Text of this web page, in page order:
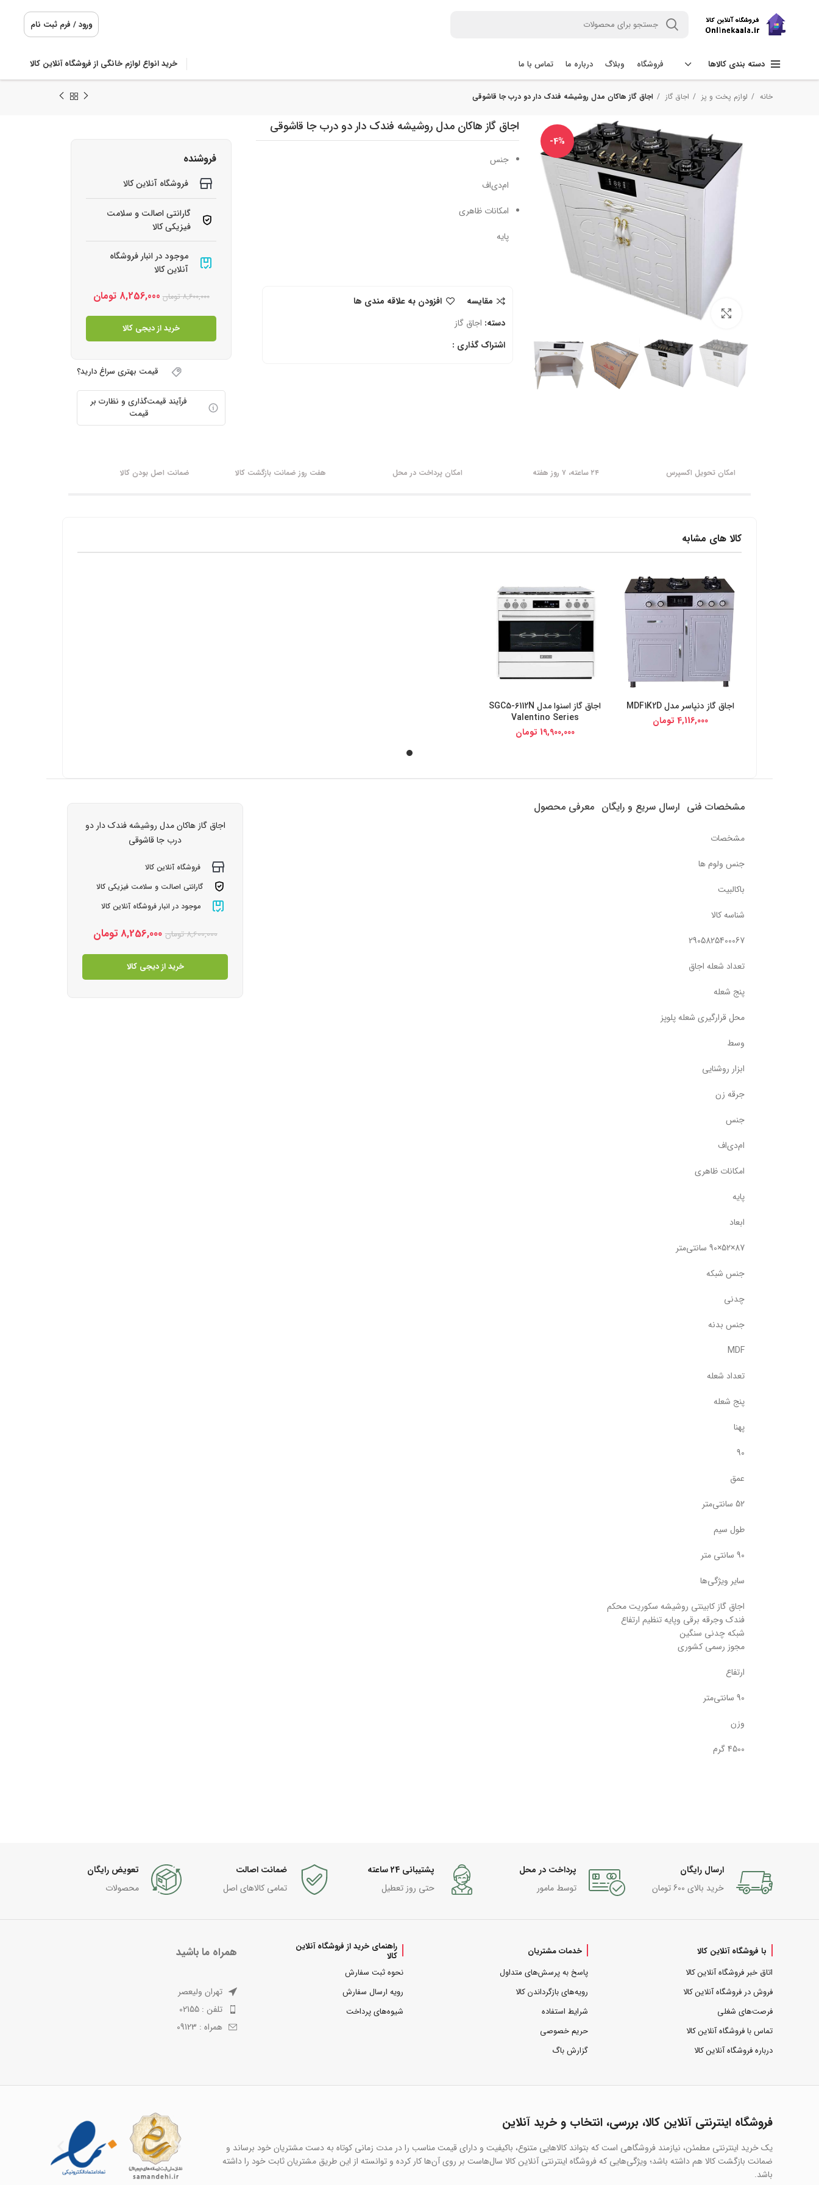
ورود / فرم ثبت نام
دسته بندی کالاها فروشگاه وبلاگ درباره ما تماس با ما خرید انواع لوازم خانگی از فروشگاه آنلاین کالا
خانه لوازم پخت و پز اجاق گاز اجاق گاز هاکان مدل روشیشه فندک دار دو درب جا قاشوقی
-4%
برای بزرگنمایی کلیک کنید
اجاق گاز هاکان مدل روشیشه فندک دار دو درب جا قاشوقی
جنس
ام‌دی‌اف
امکانات ظاهری
پایه
مقایسه
افزودن به علاقه مندی ها
دسته: اجاق گاز
اشتراک گذاری :
فروشنده
فروشگاه آنلاین کالا
گارانتی اصالت و سلامت
فیزیکی کالا
موجود در انبار فروشگاه
آنلاین کالا
8,600,000 تومان 8,256,000 تومان
خرید از دیجی کالا
قیمت بهتری سراغ دارید؟
فرآیند قیمت‌گذاری و نظارت بر
قیمت
امکان تحویل اکسپرس ۲۴ ساعته، ۷ روز هفته امکان پرداخت در محل هفت روز ضمانت بازگشت کالا ضمانت اصل بودن کالا
کالا های مشابه
خرید از دیجی کالا
اجاق گاز دنپاسر مدل MDF1K2D
4,116,000 تومان
خرید از دیجی کالااجاق گاز اسنوا مدل SGC5-6112N
Valentino Series
19,900,000 تومان
مشخصات فنی ارسال سریع و رایگان معرفی محصول
مشخصات
جنس ولوم ها
باکالبیت
شناسه کالا
2905825400067
تعداد شعله اجاق
پنج شعله
محل قرارگیری شعله پلوپز
وسط
ابزار روشنایی
جرقه زن
جنس
ام‌دی‌اف
امکانات ظاهری
پایه
ابعاد
87×52×90 سانتی‌متر
جنس شبکه
چدنی
جنس بدنه
MDF
تعداد شعله
پنج شعله
پهنا
90
عمق
52 سانتی‌متر
طول سیم
90 سانتی متر
سایر ویژگی‌ها
اجاق گاز کابینتی روشیشه سکوریت محکم
فندک وجرقه برقی وپایه تنظیم ارتفاع
شبکه چدنی سنگین
مجوز رسمی کشوری
ارتفاع
90 سانتی‌متر
وزن
4500 گرم
اجاق گاز هاکان مدل روشیشه فندک دار دو
درب جا قاشوقی
فروشگاه آنلاین کالا
گارانتی اصالت و سلامت فیزیکی کالا
موجود در انبار فروشگاه آنلاین کالا
8,600,000تومان 8,256,000تومان
خرید از دیجی کالا
ارسال رایگان
خرید بالای 600 تومان
پرداخت در محل
توسط مامور
پشتیبانی 24 ساعته
حتی روز تعطیل
ضمانت اصالت
تمامی کالاهای اصل
تعویض رایگان
محصولات
با فروشگاه آنلاین کالا
اتاق خبر فروشگاه آنلاین کالا
فروش در فروشگاه آنلاین کالا
فرصت‌های شغلی
تماس با فروشگاه آنلاین کالا
درباره فروشگاه آنلاین کالا
خدمات مشتریان
پاسخ به پرسش‌های متداول
رویه‌های بازگرداندن کالا
شرایط استفاده
حریم خصوصی
گزارش باگ
راهنمای خرید از فروشگاه آنلاین
کالا
نحوه ثبت سفارش
رویه ارسال سفارش
شیوه‌های پرداخت
همراه ما باشید
تهران ولیعصر
تلفن : 02155
همراه : 09123
فروشگاه اینترنتی آنلاین کالا، بررسی، انتخاب و خرید آنلاین
یک خرید اینترنتی مطمئن، نیازمند فروشگاهی است که بتواند کالاهایی متنوع، باکیفیت و دارای قیمت مناسب را در مدت زمانی کوتاه به دست مشتریان خود برساند و
ضمانت بازگشت کالا هم داشته باشد؛ ویژگی‌هایی که فروشگاه اینترنتی آنلاین کالا سال‌هاست بر روی آن‌ها کار کرده و توانسته از این طریق مشتریان ثابت خود را داشته
باشد.